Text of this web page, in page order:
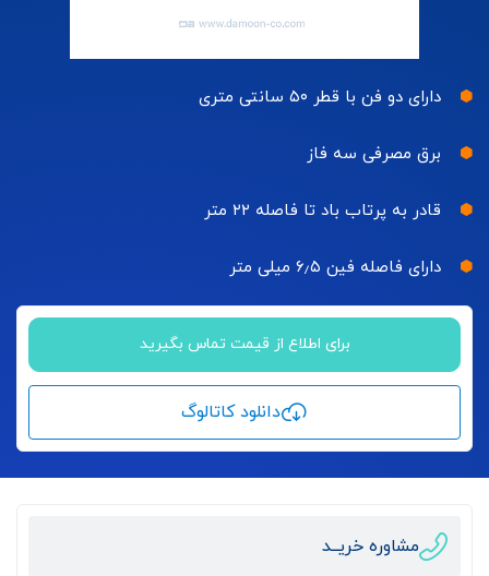
دارای دو فن با قطر ۵۰ سانتی متری
برق مصرفی سه فاز
قادر به پرتاب باد تا فاصله ۲۲ متر
دارای فاصله فین ۶٫۵ میلی متر
برای اطلاع از قیمت تماس بگیرید
دانلود کاتالوگ
مشاوره خریــد